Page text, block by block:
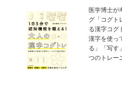
医学博士が
グ「コグト
る漢字コグ
漢字を使っ
る」「写す
つのトレー